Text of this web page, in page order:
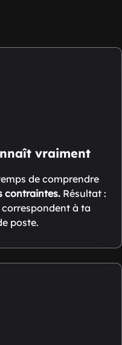
vraiment
de comprendre
contraintes. Résultat :
à ta
poste.